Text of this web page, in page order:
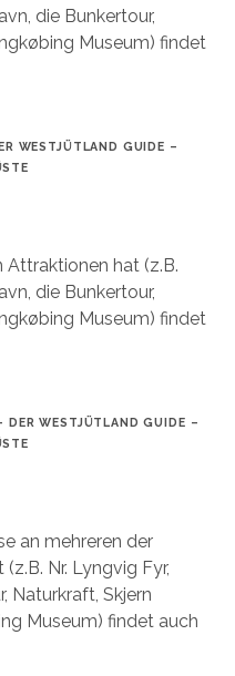
die Bunkertour,
Museum) findet
WESTJÜTLAND GUIDE –
Attraktionen hat (z.B.
die Bunkertour,
Museum) findet
DER WESTJÜTLAND GUIDE –
an mehreren der
Nr. Lyngvig Fyr,
Naturkraft, Skjern
Museum) findet auch